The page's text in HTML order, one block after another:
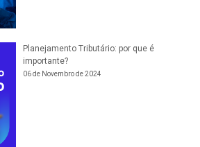
Planejamento Tributário: por que é
importante?
06 de Novembro de 2024